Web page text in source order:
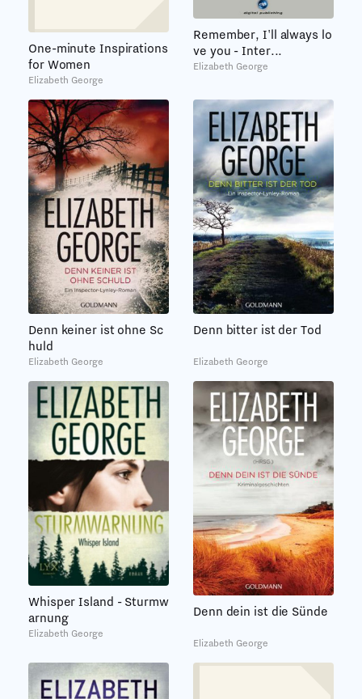
One-minute Inspirations
for Women
Elizabeth George
Remember, I'll always lo
ve you - Inter...
Elizabeth George
Denn keiner ist ohne Sc
huld
Elizabeth George
Denn bitter ist der Tod
Elizabeth George
Whisper Island - Sturmw
arnung
Elizabeth George
Denn dein ist die Sünde
Elizabeth George